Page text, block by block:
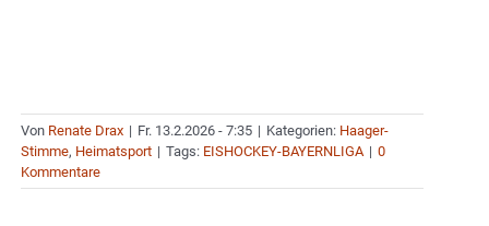
Von Renate Drax | Fr. 13.2.2026 - 7:35 | Kategorien: Haager-
Stimme, Heimatsport | Tags: EISHOCKEY-BAYERNLIGA | 0
Kommentare